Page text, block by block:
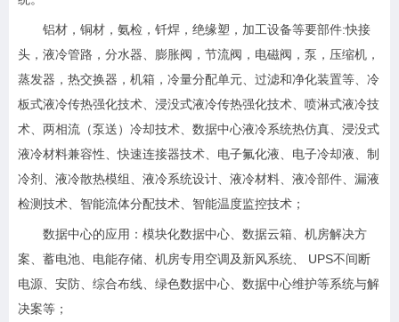
铝材，铜材，氨检，钎焊，绝缘塑，加工设备等要部件:快接
头，液冷管路，分水器、膨胀阀，节流阀，电磁阀，泵，压缩机，
蒸发器，热交换器，机箱，冷量分配单元、过滤和净化装置等、冷
板式液冷传热强化技术、浸没式液冷传热强化技术、喷淋式液冷技
术、两相流（泵送）冷却技术、数据中心液冷系统热仿真、浸没式
液冷材料兼容性、快速连接器技术、电子氟化液、电子冷却液、制
冷剂、液冷散热模组、液冷系统设计、液冷材料、液冷部件、漏液
检测技术、智能流体分配技术、智能温度监控技术；
数据中心的应用：模块化数据中心、数据云箱、机房解决方
案、蓄电池、电能存储、机房专用空调及新风系统、 UPS不间断
电源、安防、综合布线、绿色数据中心、数据中心维护等系统与解
决案等；